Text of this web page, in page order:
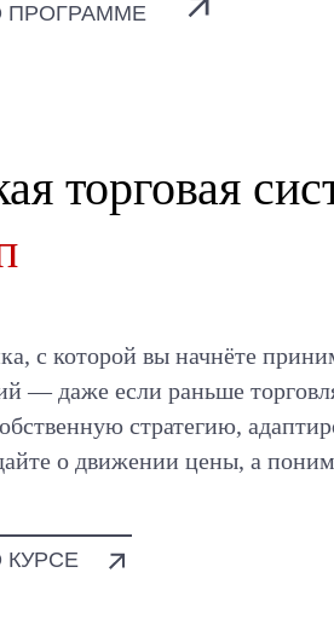
ПРОГРАММЕ
торговая
с которой вы начнёте
— даже если раньше
стратегию,
о движении цены, а